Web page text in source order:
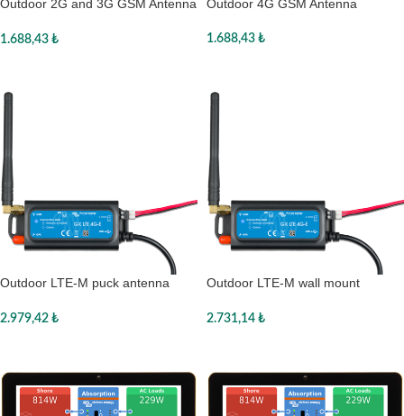
Outdoor 2G and 3G GSM Antenna
1.688,43 ₺
Outdoor 4G GSM Antenna
1.688,43 ₺
Outdoor LTE-M puck antenna
2.979,42 ₺
Outdoor LTE-M wall mount
2.731,14 ₺